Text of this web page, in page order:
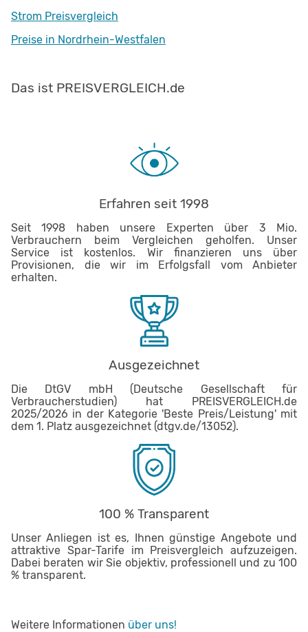
Strom Preisvergleich
Preise in Nordrhein-Westfalen
Das ist PREISVERGLEICH.de
Erfahren seit 1998
Seit 1998 haben unsere Experten über 3 Mio.
Verbrauchern beim Vergleichen geholfen. Unser
Service ist kostenlos. Wir finanzieren uns über
Provisionen, die wir im Erfolgsfall vom Anbieter
erhalten.
Ausgezeichnet
Die DtGV mbH (Deutsche Gesellschaft für
Verbraucherstudien) hat PREISVERGLEICH.de
2025/2026 in der Kategorie 'Beste Preis/Leistung' mit
dem 1. Platz ausgezeichnet (dtgv.de/13052).
100 % Transparent
Unser Anliegen ist es, Ihnen günstige Angebote und
attraktive Spar-Tarife im Preisvergleich aufzuzeigen.
Dabei beraten wir Sie objektiv, professionell und zu 100
% transparent.
Weitere Informationen über uns!